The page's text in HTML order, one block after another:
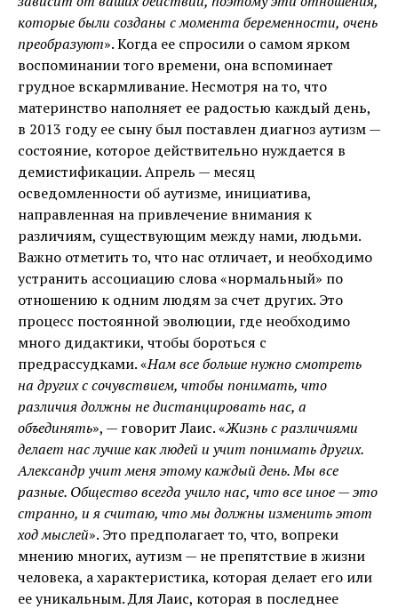
которые были созданы с момента беременности, очень
преобразуют». Когда ее спросили о самом ярком
воспоминании того времени, она вспоминает
грудное вскармливание. Несмотря на то, что
материнство наполняет ее радостью каждый день,
в 2013 году ее сыну был поставлен диагноз аутизм —
состояние, которое действительно нуждается в
демистификации. Апрель — месяц
осведомленности об аутизме, инициатива,
направленная на привлечение внимания к
различиям, существующим между нами, людьми.
Важно отметить то, что нас отличает, и необходимо
устранить ассоциацию слова «нормальный» по
отношению к одним людям за счет других. Это
процесс постоянной эволюции, где необходимо
много дидактики, чтобы бороться с
предрассудками. «Нам все больше нужно смотреть
на других с сочувствием, чтобы понимать, что
различия должны не дистанцировать нас, а
объединять», — говорит Лаис. «Жизнь с различиями
делает нас лучше как людей и учит понимать других.
Александр учит меня этому каждый день. Мы все
разные. Общество всегда учило нас, что все иное — это
странно, и я считаю, что мы должны изменить этот
ход мыслей». Это предполагает то, что, вопреки
мнению многих, аутизм — не препятствие в жизни
человека, а характеристика, которая делает его или
ее уникальным. Для Лаис, которая в последнее